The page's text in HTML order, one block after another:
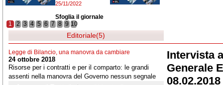
25/11/2022
Sfoglia il giornale
1 2 3 4 5 6 7 8 9 10
Editoriale(5)
Legge di Bilancio, una manovra da cambiare
24 ottobre 2018
Risorse per i contratti e per il comparto: le grandi
assenti nella manovra del Governo nessun segnale
Intervista
Generale